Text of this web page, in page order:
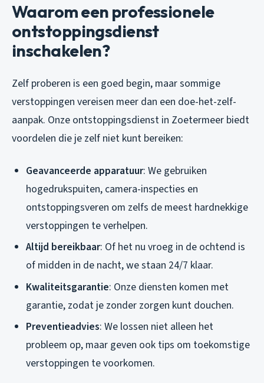
Waarom een professionele
ontstoppingsdienst
inschakelen?
Zelf proberen is een goed begin, maar sommige
verstoppingen vereisen meer dan een doe-het-zelf-
aanpak. Onze ontstoppingsdienst in Zoetermeer biedt
voordelen die je zelf niet kunt bereiken:
Geavanceerde apparatuur: We gebruiken
hogedrukspuiten, camera-inspecties en
ontstoppingsveren om zelfs de meest hardnekkige
verstoppingen te verhelpen.
Altijd bereikbaar: Of het nu vroeg in de ochtend is
of midden in de nacht, we staan 24/7 klaar.
Kwaliteitsgarantie: Onze diensten komen met
garantie, zodat je zonder zorgen kunt douchen.
Preventieadvies: We lossen niet alleen het
probleem op, maar geven ook tips om toekomstige
verstoppingen te voorkomen.